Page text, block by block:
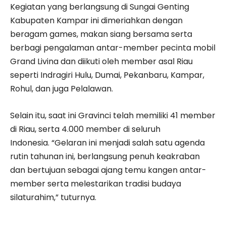
Kegiatan yang berlangsung di Sungai Genting
Kabupaten Kampar ini dimeriahkan dengan
beragam games, makan siang bersama serta
berbagi pengalaman antar-member pecinta mobil
Grand Livina dan diikuti oleh member asal Riau
seperti Indragiri Hulu, Dumai, Pekanbaru, Kampar,
Rohul, dan juga Pelalawan.
Selain itu, saat ini Gravinci telah memiliki 41 member
di Riau, serta 4.000 member di seluruh
Indonesia. “Gelaran ini menjadi salah satu agenda
rutin tahunan ini, berlangsung penuh keakraban
dan bertujuan sebagai ajang temu kangen antar-
member serta melestarikan tradisi budaya
silaturahim,” tuturnya.